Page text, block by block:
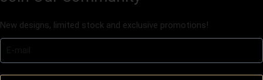
New designs, limited stock and exclusive promotions!